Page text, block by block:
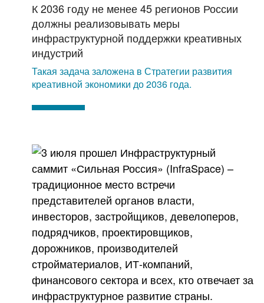
К 2036 году не менее 45 регионов России
должны реализовывать меры
инфраструктурной поддержки креативных
индустрий
Такая задача заложена в Стратегии развития
креативной экономики до 2036 года.